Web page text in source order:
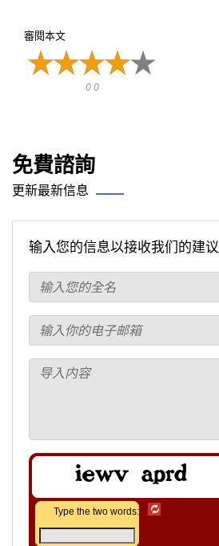
審閱本文
0 0
免費諮詢
更新最新信息
输入您的信息以接收我们的建议
Type the two words: